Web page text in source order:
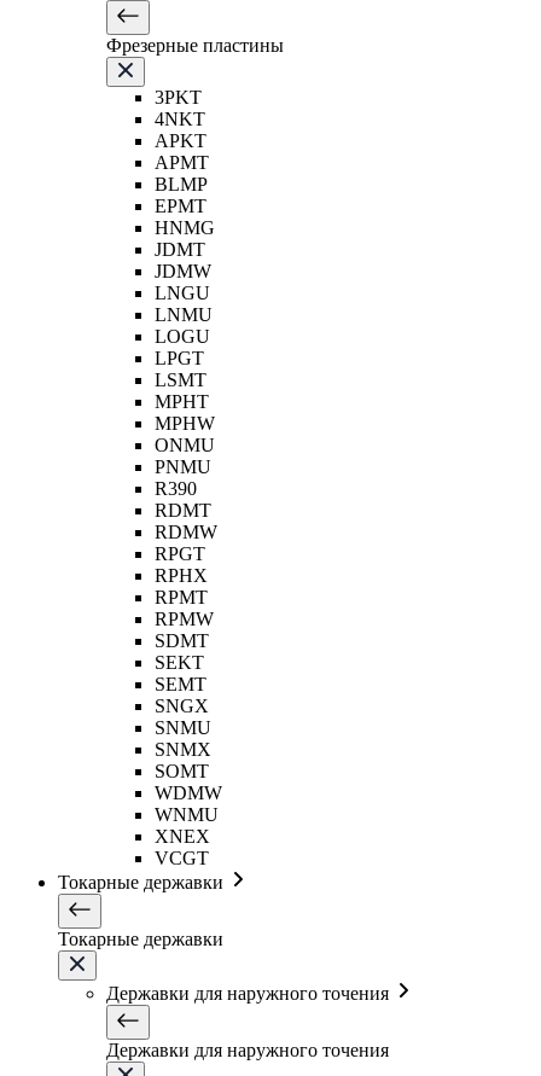
Фрезерные пластины
3PKT
4NKT
APKT
APMT
BLMP
EPMT
HNMG
JDMT
JDMW
LNGU
LNMU
LOGU
LPGT
LSMT
MPHT
MPHW
ONMU
PNMU
R390
RDMT
RDMW
RPGT
RPHX
RPMT
RPMW
SDMT
SEKT
SEMT
SNGX
SNMU
SNMX
SOMT
WDMW
WNMU
XNEX
VCGT
Токарные державки
Токарные державки
Державки для наружного точения
Державки для наружного точения